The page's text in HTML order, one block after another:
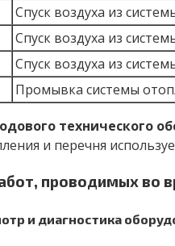
Спуск воздуха из
Спуск воздуха из
Спуск воздуха из
Промывка системы
технического
и перечня
проводимых во
и диагностика